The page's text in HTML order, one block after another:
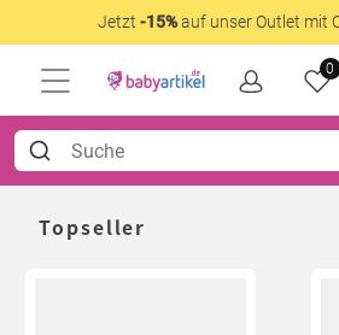
Jetzt -15%auf unser Outlet mit
0
Topseller